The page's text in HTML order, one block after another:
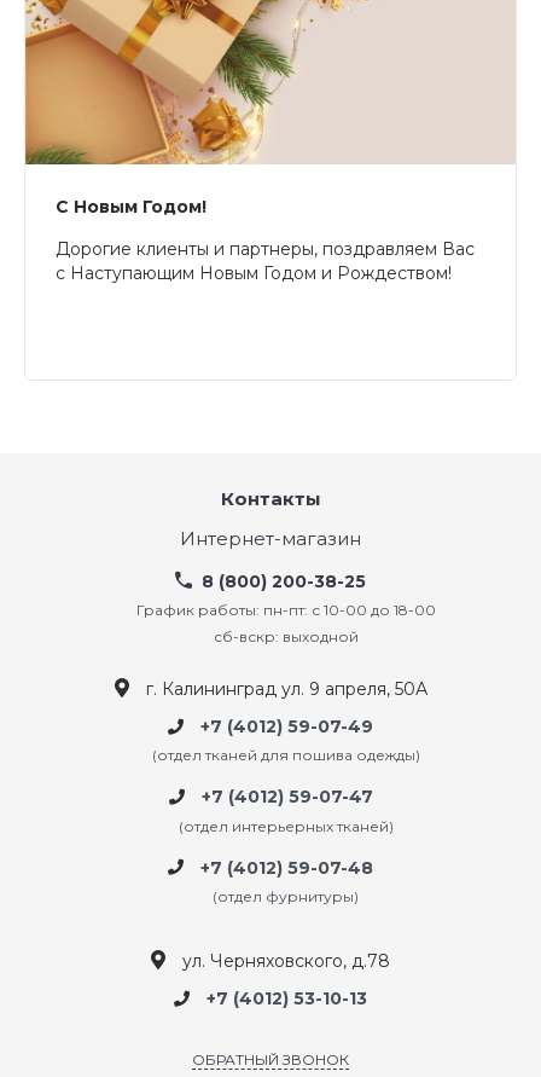
С Новым Годом!
Дорогие клиенты и партнеры, поздравляем Вас
с Наступающим Новым Годом и Рождеством!
Контакты
Интернет-магазин
8 (800) 200-38-25
График работы: пн-пт: с 10-00 до 18-00
сб-вскр: выходной
г. Калининград ул. 9 апреля, 50А
+7 (4012) 59-07-49
(отдел тканей для пошива одежды)
+7 (4012) 59-07-47
(отдел интерьерных тканей)
+7 (4012) 59-07-48
(отдел фурнитуры)
ул. Черняховского, д.78
+7 (4012) 53-10-13
ОБРАТНЫЙ ЗВОНОК